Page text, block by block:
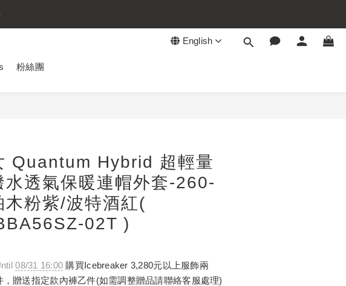
English
粉絲團
Quantum Hybrid 超輕量
水透氣保暖連帽外套-260-
木粉紫/波特酒紅(
02T )
08/31 16:00 購買Icebreaker 3,280元以上服飾兩
，贈送指定款內褲乙件(如需調整贈品請聯絡客服處理)